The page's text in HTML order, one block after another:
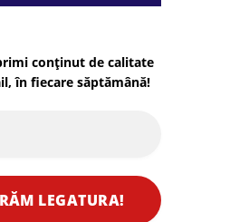
conținut de calitate
în fiecare săptămână!